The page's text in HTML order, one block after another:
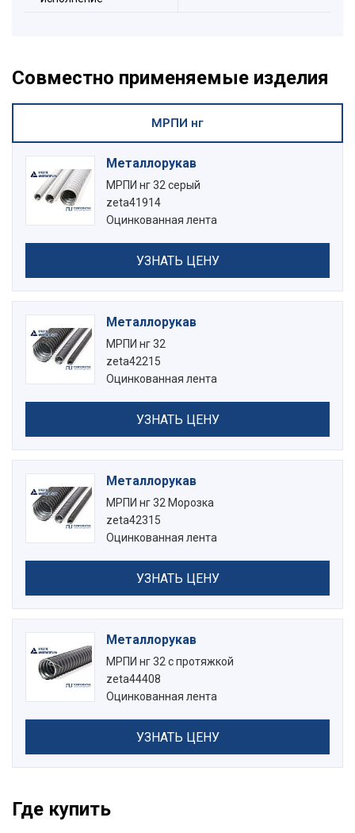
Совместно применяемые изделия
МРПИ нг
Металлорукав
МРПИ нг 32 серый
zeta41914
Оцинкованная лента
УЗНАТЬ ЦЕНУ
Металлорукав
МРПИ нг 32
zeta42215
Оцинкованная лента
УЗНАТЬ ЦЕНУ
Металлорукав
МРПИ нг 32 Морозка
zeta42315
Оцинкованная лента
УЗНАТЬ ЦЕНУ
Металлорукав
МРПИ нг 32 с протяжкой
zeta44408
Оцинкованная лента
УЗНАТЬ ЦЕНУ
Где купить